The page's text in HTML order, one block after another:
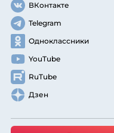
ВКонтакте
Telegram
Одноклассники
YouTube
RuTube
Дзен